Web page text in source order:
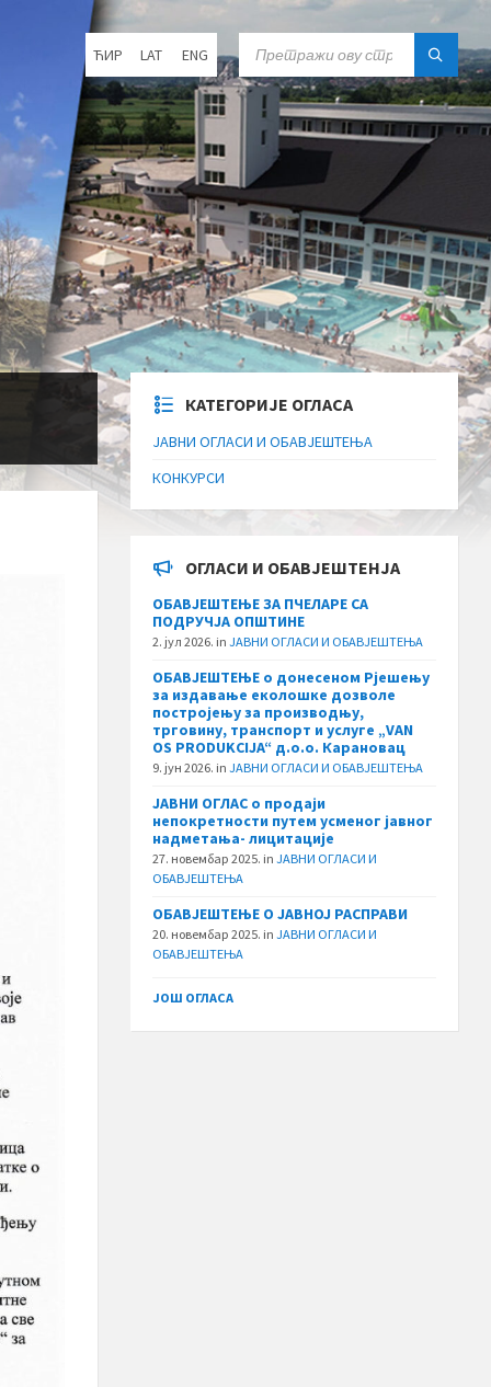
language:
ЋИР LAT ENG
КАТЕГОРИЈЕ ОГЛАСА
ЈАВНИ ОГЛАСИ И ОБАВЈЕШТЕЊА
КОНКУРСИ
ОГЛАСИ И ОБАВЈЕШТЕНЈА
ОБАВЈЕШТЕЊЕ ЗА ПЧЕЛАРЕ СА
ПОДРУЧЈА ОПШТИНЕ
2. јул 2026. inЈАВНИ ОГЛАСИ И ОБАВЈЕШТЕЊА
ОБАВЈЕШТЕЊЕ о донесеном Рјешењу
за издавање еколошке дозволе
постројењу за производњу,
трговину, транспорт и услуге „VAN
OS PRODUKCIJA“ д.о.о. Карановац
9. јун 2026. inЈАВНИ ОГЛАСИ И ОБАВЈЕШТЕЊА
ЈАВНИ ОГЛАС о продаји
непокретности путем усменог јавног
надметања- лицитације
27. новембар 2025. inЈАВНИ ОГЛАСИ И
ОБАВЈЕШТЕЊА
ОБАВЈЕШТЕЊЕ О ЈАВНОЈ РАСПРАВИ
20. новембар 2025. inЈАВНИ ОГЛАСИ И
ОБАВЈЕШТЕЊА
ЈОШ ОГЛАСА